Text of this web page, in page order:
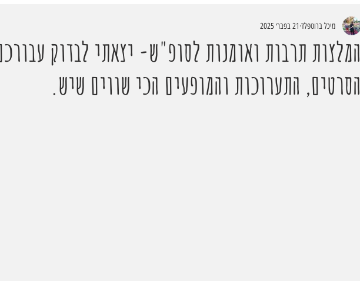
המלצות תרבות ואומנות לסופ"ש- יצאתי לבדוק
הסרטים, התערוכות והמופעים הכי שווים שיש.
מיכל ברוטפלד 21 בפבר׳ 2025